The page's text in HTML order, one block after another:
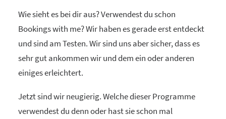
Wie sieht es bei dir aus? Verwendest du schon
Bookings with me? Wir haben es gerade erst entdeckt
und sind am Testen. Wir sind uns aber sicher, dass es
sehr gut ankommen wir und dem ein oder anderen
einiges erleichtert.
Jetzt sind wir neugierig. Welche dieser Programme
verwendest du denn oder hast sie schon mal